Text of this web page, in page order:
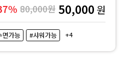
80,000원 50,000 원
면가능 #샤워가능 +4